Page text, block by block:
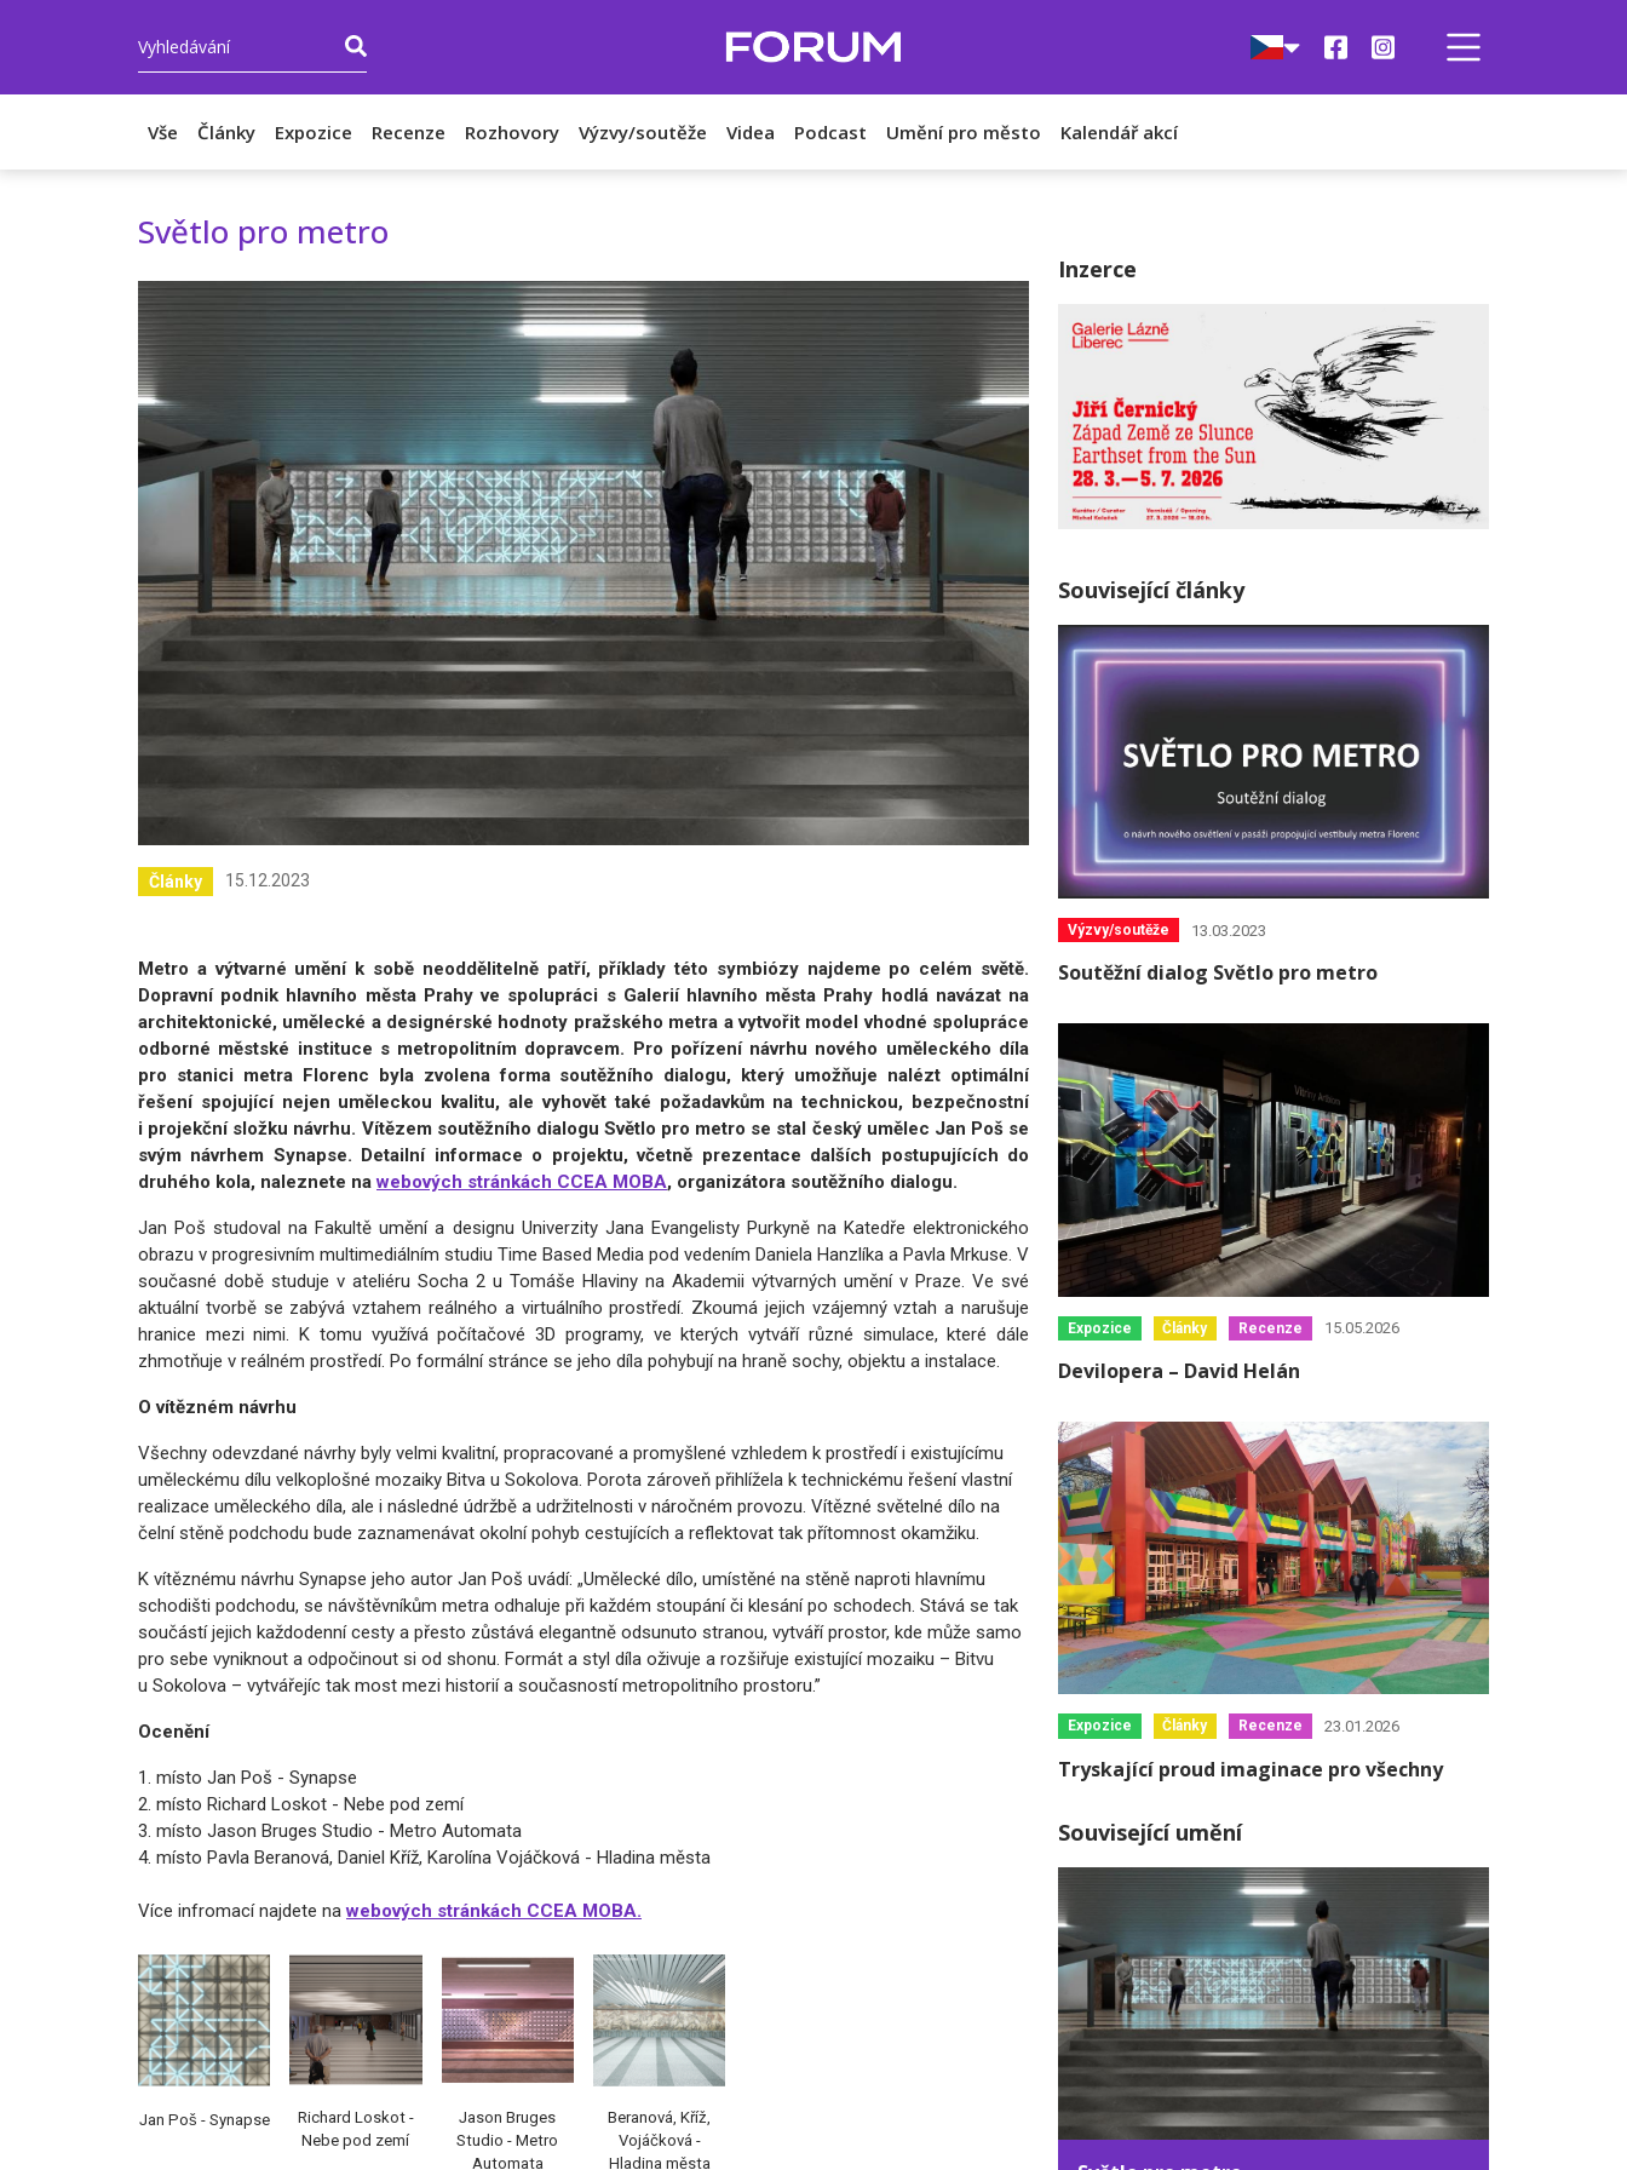
Vše Články Expozice Recenze Rozhovory Výzvy/soutěže Videa Podcast Umění pro město Kalendář akcí
Světlo pro metro
Články 15.12.2023
Metro a výtvarné umění k sobě neoddělitelně patří, příklady této symbiózy najdeme po celém světě.
Dopravní podnik hlavního města Prahy ve spolupráci s Galerií hlavního města Prahy hodlá navázat na
architektonické, umělecké a designérské hodnoty pražského metra a vytvořit model vhodné spolupráce
odborné městské instituce s metropolitním dopravcem. Pro pořízení návrhu nového uměleckého díla
pro stanici metra Florenc byla zvolena forma soutěžního dialogu, který umožňuje nalézt optimální
řešení spojující nejen uměleckou kvalitu, ale vyhovět také požadavkům na technickou, bezpečnostní
i projekční složku návrhu. Vítězem soutěžního dialogu Světlo pro metro se stal český umělec Jan Poš se
svým návrhem Synapse. Detailní informace o projektu, včetně prezentace dalších postupujících do
druhého kola, naleznete nawebových stránkách CCEA MOBA, organizátora soutěžního dialogu.
Jan Poš studoval na Fakultě umění a designu Univerzity Jana Evangelisty Purkyně na Katedře elektronického
obrazu v progresivním multimediálním studiu Time Based Media pod vedením Daniela Hanzlíka a Pavla Mrkuse. V
současné době studuje v ateliéru Socha 2 u Tomáše Hlaviny na Akademii výtvarných umění v Praze. Ve své
aktuální tvorbě se zabývá vztahem reálného a virtuálního prostředí. Zkoumá jejich vzájemný vztah a narušuje
hranice mezi nimi. K tomu využívá počítačové 3D programy, ve kterých vytváří různé simulace, které dále
zhmotňuje v reálném prostředí. Po formální stránce se jeho díla pohybují na hraně sochy, objektu a instalace.
O vítězném návrhu
Všechny odevzdané návrhy byly velmi kvalitní, propracované a promyšlené vzhledem k prostředí i existujícímu
uměleckému dílu velkoplošné mozaiky Bitva u Sokolova. Porota zároveň přihlížela k technickému řešení vlastní
realizace uměleckého díla, ale i následné údržbě a udržitelnosti v náročném provozu. Vítězné světelné dílo na
čelní stěně podchodu bude zaznamenávat okolní pohyb cestujících a reflektovat tak přítomnost okamžiku.
K vítěznému návrhu Synapse jeho autor Jan Poš uvádí: „Umělecké dílo, umístěné na stěně naproti hlavnímu
schodišti podchodu, se návštěvníkům metra odhaluje při každém stoupání či klesání po schodech. Stává se tak
součástí jejich každodenní cesty a přesto zůstává elegantně odsunuto stranou, vytváří prostor, kde může samo
pro sebe vyniknout a odpočinout si od shonu. Formát a styl díla oživuje a rozšiřuje existující mozaiku – Bitvu
u Sokolova – vytvářejíc tak most mezi historií a současností metropolitního prostoru.”
Ocenění
1. místo Jan Poš - Synapse
2. místo Richard Loskot - Nebe pod zemí
3. místo Jason Bruges Studio - Metro Automata
4. místo Pavla Beranová, Daniel Kříž, Karolína Vojáčková - Hladina města
Více infromací najdete nawebových stránkách CCEA MOBA.
Jan Poš - Synapse
Richard Loskot -
Nebe pod zemí
Jason Bruges
Studio - Metro
Automata
Beranová, Kříž,
Vojáčková -
Hladina města
Inzerce
Související články
Výzvy/soutěže 13.03.2023
Soutěžní dialog Světlo pro metro
Expozice Články Recenze 15.05.2026
Devilopera – David Helán
Expozice Články Recenze 23.01.2026
Tryskající proud imaginace pro všechny
Související umění